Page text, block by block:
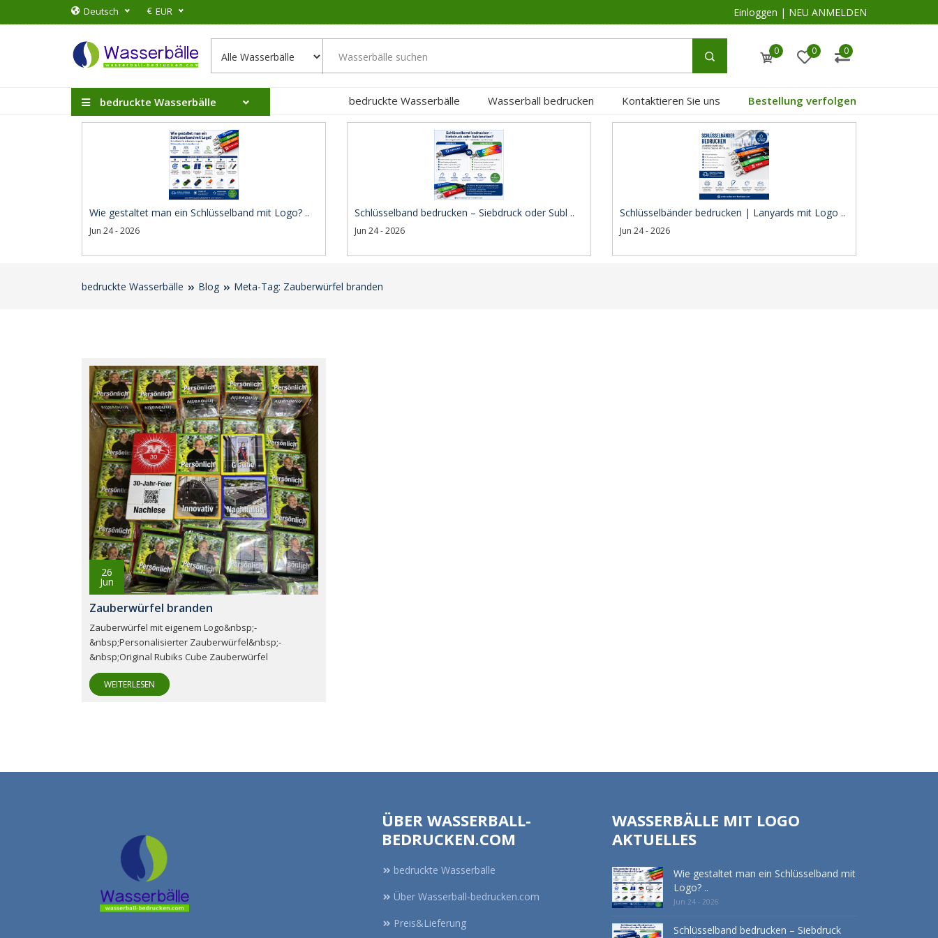
Deutsch € EUR Einloggen | NEU ANMELDEN
0 0 0
bedruckte Wasserbälle bedruckte Wasserbälle Wasserball bedrucken Kontaktieren Sie uns Bestellung verfolgen
Wie gestaltet man ein Schlüsselband mit Logo? ..
Jun 24 - 2026
Schlüsselband bedrucken – Siebdruck oder Subl ..
Jun 24 - 2026
Schlüsselbänder bedrucken | Lanyards mit Logo ..
Jun 24 - 2026
bedruckte Wasserbälle Blog Meta-Tag: Zauberwürfel branden
26
Jun
Zauberwürfel branden
Zauberwürfel mit eigenem Logo&nbsp;-
&nbsp;Personalisierter Zauberwürfel&nbsp;-
&nbsp;Original Rubiks Cube Zauberwürfel
WEITERLESEN
ÜBER WASSERBALL-
BEDRUCKEN.COM
bedruckte Wasserbälle
Über Wasserball-bedrucken.com
Preis&Lieferung
WASSERBÄLLE MIT LOGO
AKTUELLES
Wie gestaltet man ein Schlüsselband mit
Logo? ..
Jun 24 - 2026
Schlüsselband bedrucken – Siebdruck